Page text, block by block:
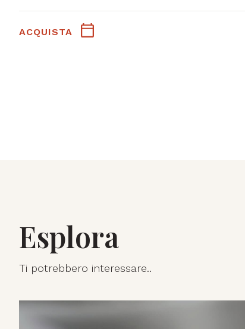
ACQUISTA
Esplora
Ti potrebbero interessare..